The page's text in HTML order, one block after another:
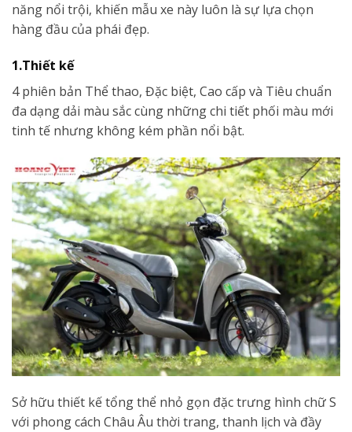
năng nổi trội, khiến mẫu xe này luôn là sự lựa chọn
hàng đầu của phái đẹp.
1.Thiết kế
4 phiên bản Thể thao, Đặc biệt, Cao cấp và Tiêu chuẩn
đa dạng dải màu sắc cùng những chi tiết phối màu mới
tinh tế nhưng không kém phần nổi bật.
Sở hữu thiết kế tổng thể nhỏ gọn đặc trưng hình chữ S
với phong cách Châu Âu thời trang, thanh lịch và đầy